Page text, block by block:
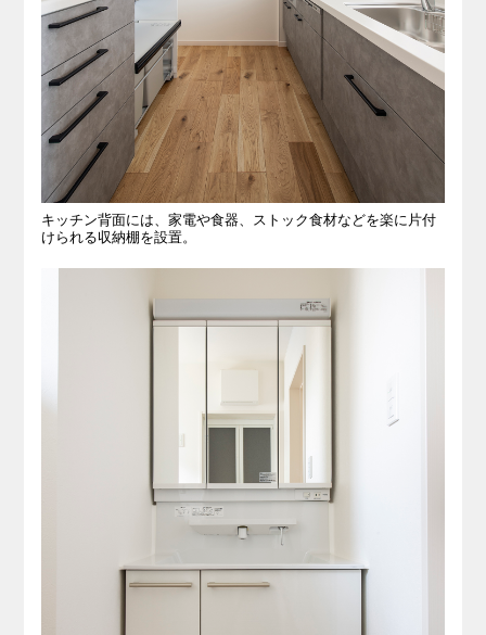
キッチン背面には、家電や食器、ストック食材などを楽に片付
けられる収納棚を設置。